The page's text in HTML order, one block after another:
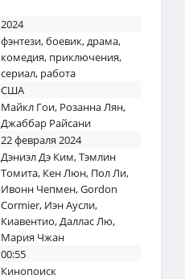
2024
фэнтези,боевик,драма,
комедия, приключения,
сериал, работа
США
Майкл Гои, Розанна Лян,
Джаббар Райсани
22 февраля 2024
Дэниэл Дэ Ким,Тэмлин
Томита, Кен Люн, Пол Ли,
Ивонн Чепмен,Gordon
Cormier, Иэн Аусли,
Киавентио,Даллас Лю,
Мария Чжан
00:55
Кинопоиск